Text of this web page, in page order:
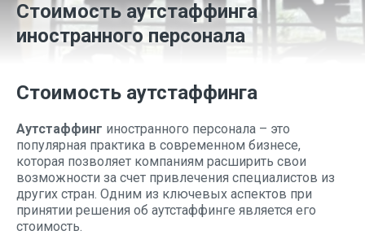
Стоимость аутстаффинга
иностранного персонала
Стоимость аутстаффинга
Аутстаффинг иностранного персонала – это
популярная практика в современном бизнесе,
которая позволяет компаниям расширить свои
возможности за счет привлечения специалистов из
других стран. Одним из ключевых аспектов при
принятии решения об аутстаффинге является его
стоимость.